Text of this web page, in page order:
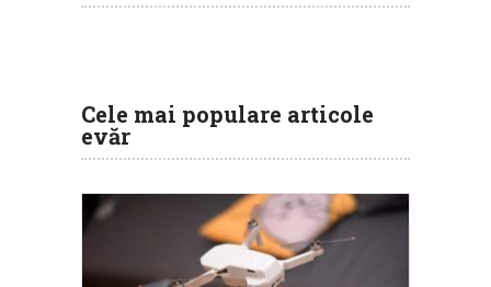
Cele mai populare articole
evăr